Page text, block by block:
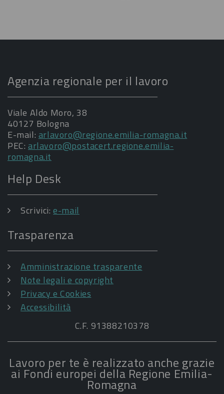
Agenzia regionale per il lavoro
Viale Aldo Moro, 38
40127 Bologna
E-mail: arlavoro@regione.emilia-romagna.it
PEC: arlavoro@postacert.regione.emilia-
romagna.it
Help Desk
Scrivici:e-mail
Trasparenza
Amministrazione trasparente
Note legali e copyright
Privacy e Cookies
Accessibilità
C.F. 91388210378
Lavoro per te è realizzato anche grazie
ai Fondi europei della Regione Emilia-
Romagna